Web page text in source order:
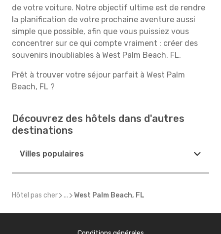
de votre voiture. Notre objectif ultime est de rendre
la planification de votre prochaine aventure aussi
simple que possible, afin que vous puissiez vous
concentrer sur ce qui compte vraiment : créer des
souvenirs inoubliables à West Palm Beach, FL.
Prêt à trouver votre séjour parfait à West Palm
Beach, FL ?
Découvrez des hôtels dans d'autres
destinations
Villes populaires
Hôtel pas cher ... West Palm Beach, FL